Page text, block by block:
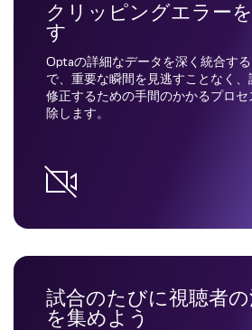
クリッピングエラー
す
Optaの詳細なデータを深く統合する
で、重要な瞬間を見逃すことなく、
修正するための手間のかかるプロセ
除します。
試合のたびに視聴者の
を集めよう